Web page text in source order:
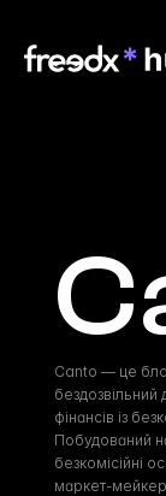
Canto — це
фінансів із
Побудований
безкомісійні
маркет-